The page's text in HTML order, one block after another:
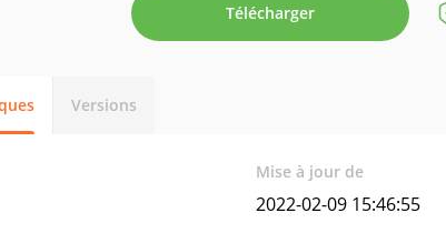
Télécharger
Versions
Mise à jour de
2022-02-09 15:46:55